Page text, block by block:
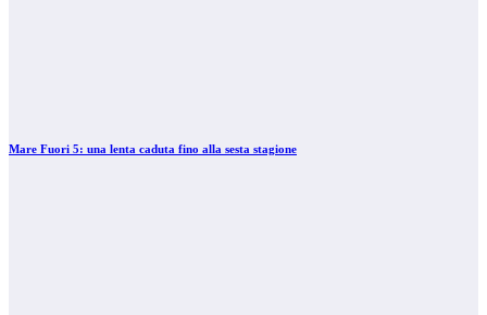
Mare Fuori 5: una lenta caduta fino alla sesta stagione